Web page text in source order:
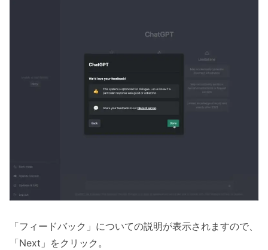
「フィードバック」についての説明が表示されますので、
「Next」をクリック。